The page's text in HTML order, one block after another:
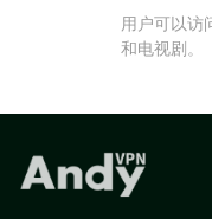
用户可以访
和电视剧。